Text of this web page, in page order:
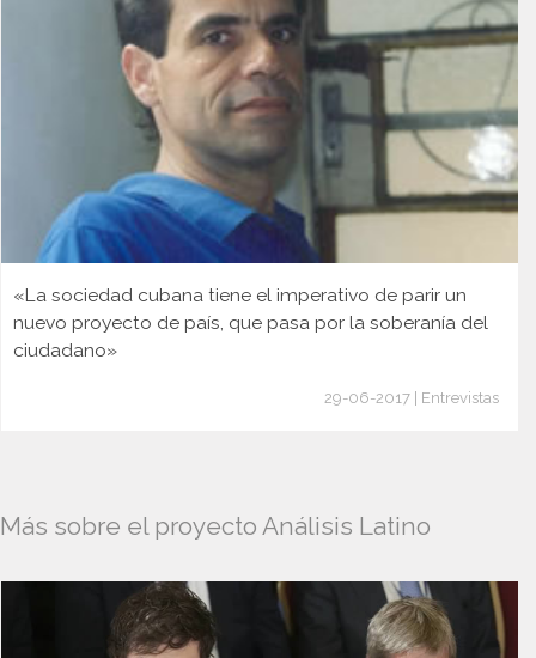
«La sociedad cubana tiene el imperativo de parir un
nuevo proyecto de país, que pasa por la soberanía del
ciudadano»
29-06-2017 | Entrevistas
Más sobre el proyecto Análisis Latino